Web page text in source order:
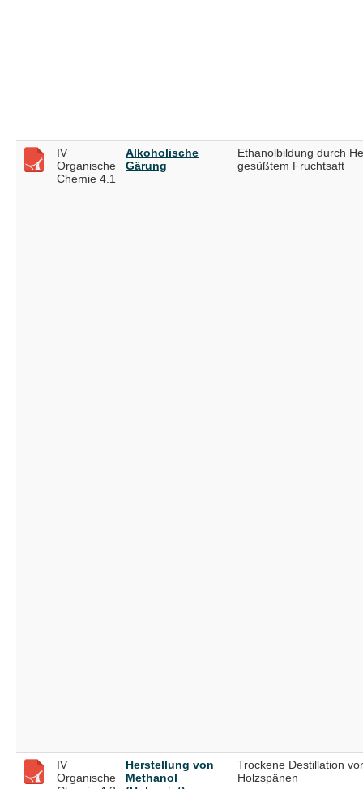
IV
Organische
Chemie 4.1
Alkoholische
Gärung
Ethanolbildung durch
gesüßtem Fruchtsaft
IV
Organische
Herstellung von
Methanol
Trockene Destillation
Holzspänen